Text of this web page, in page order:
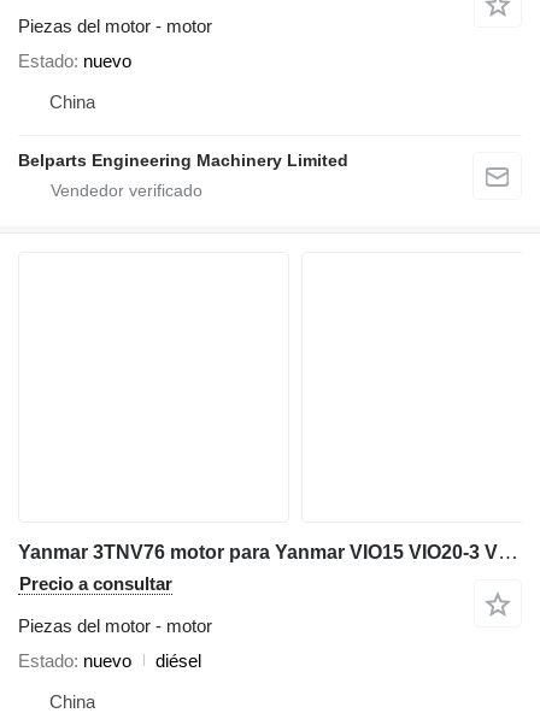
Piezas del motor - motor
Estado nuevo
China
Belparts Engineering Machinery Limited
Yanmar 3TNV76 motor para Yanmar VIO15 VIO20-3 VI020-6 VIO23-6 VIO25-6 VIO27-6 SV16 SV18 SV19 miniexcavadora
Precio a consultar
Piezas del motor - motor
Estado nuevo
diésel
China